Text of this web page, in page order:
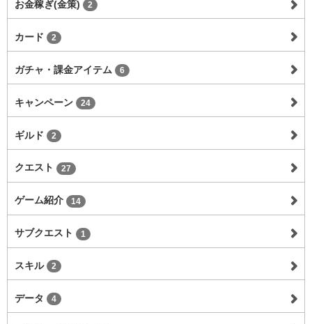
お金稼ぎ(金策) 2
カード 2
ガチャ・課金アイテム 6
キャンペーン 24
ギルド 2
クエスト 27
ゲーム紹介 14
サブクエスト 1
スキル 2
データ 4